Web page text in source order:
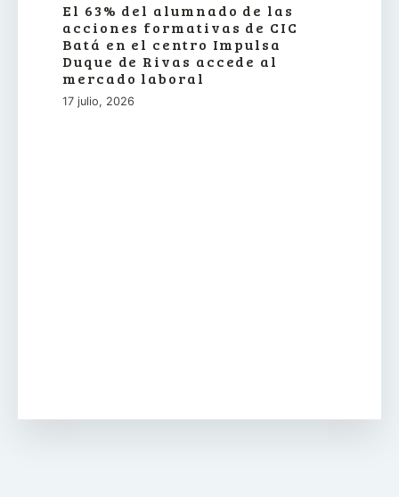
El 63% del alumnado de las
acciones formativas de CIC
Batá en el centro Impulsa
Duque de Rivas accede al
mercado laboral
17 julio, 2026